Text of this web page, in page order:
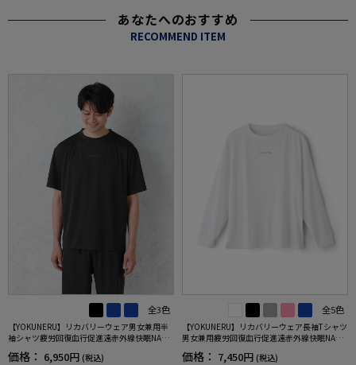
あなたへのおすすめ
RECOMMEND ITEM
全3色
【YOKUNERU】リカバリーウェア男女兼用半
袖シャツ疲労回復血行促進遠赤外線快眠NANO
MIX(R)【一般医療機器】SS～LLサイズ
価格： 6,950円 (税込)
全5色
【YOKUNERU】リカバリーウェア長袖Tシャツ
男女兼用疲労回復血行促進遠赤外線快眠NANO
MIX(R)【一般医療機器】SS～LLサイズ
価格： 7,450円 (税込)